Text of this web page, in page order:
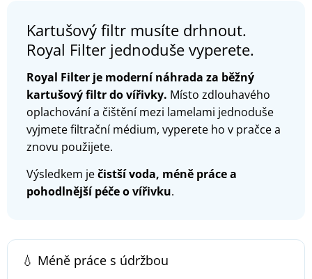
Kartušový filtr musíte drhnout.
Royal Filter jednoduše vyperete.
Royal Filter je moderní náhrada za běžný
kartušový filtr do vířivky. Místo zdlouhavého
oplachování a čištění mezi lamelami jednoduše
vyjmete filtrační médium, vyperete ho v pračce a
znovu použijete.
Výsledkem ječistší voda, méně práce a
pohodlnější péče o vířivku.
💧 Méně práce s údržbou